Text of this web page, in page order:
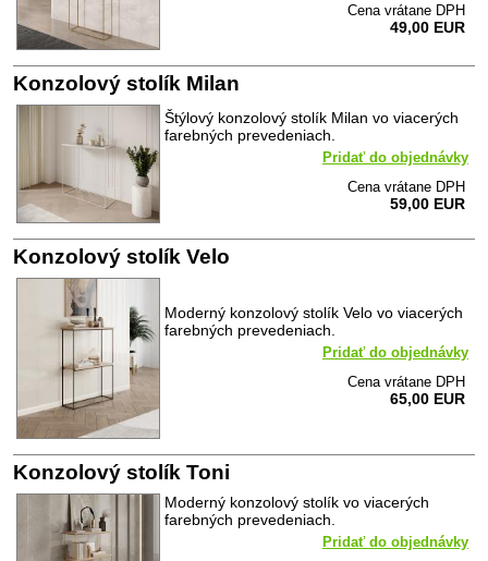
Cena vrátane DPH
49,00 EUR
Konzolový stolík Milan
Štýlový konzolový stolík Milan vo viacerých
farebných prevedeniach.
Pridať do objednávky
Cena vrátane DPH
59,00 EUR
Konzolový stolík Velo
Moderný konzolový stolík Velo vo viacerých
farebných prevedeniach.
Pridať do objednávky
Cena vrátane DPH
65,00 EUR
Konzolový stolík Toni
Moderný konzolový stolík vo viacerých
farebných prevedeniach.
Pridať do objednávky